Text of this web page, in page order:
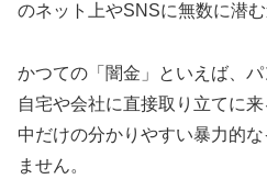
のネット上やSNSに無数に潜む
かつての「闇金」といえば、
自宅や会社に直接取り立てに
中だけの分かりやすい暴力的
ません。